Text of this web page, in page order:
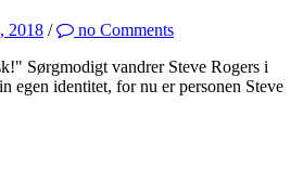
2018 /
no Comments
Sørgmodigt vandrer Steve Rogers i
egen identitet, for nu er personen Steve